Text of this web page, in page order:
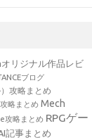
リジナル作品レビ
ブログ
攻略まとめ
略まとめ Mech
攻略まとめ RPGゲー
記事まとめ